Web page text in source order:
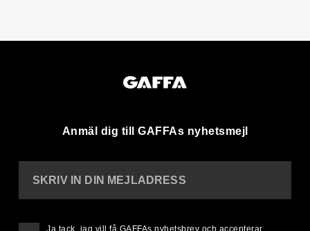
Anmäl dig till GAFFAs nyhetsmejl
SKRIV IN DIN MEJLADRESS
Ja tack, jag vill få GAFFAs nyhetsbrev och accepterar